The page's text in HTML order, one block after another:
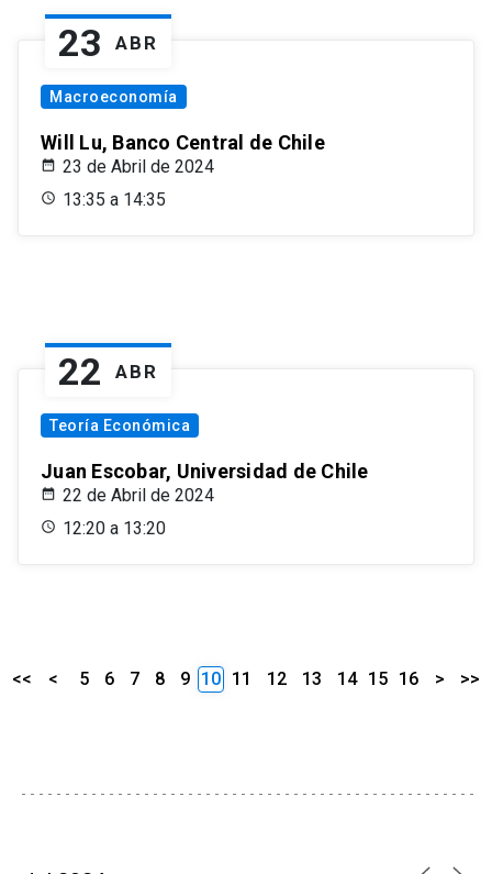
23 ABR
Macroeconomía
Will Lu, Banco Central de Chile
23 de Abril de 2024
13:35 a 14:35
22 ABR
Teoría Económica
Juan Escobar, Universidad de Chile
22 de Abril de 2024
12:20 a 13:20
<< < 5 6 7 8 9 10 11 12 13 14 15 16 > >>